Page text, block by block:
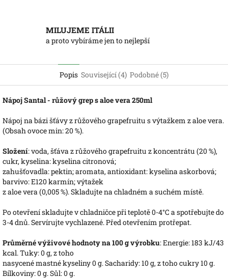
MILUJEME ITÁLII
a proto vybíráme jen to nejlepší
Popis Související (4) Podobné (5)
Nápoj Santal - růžový grep s aloe vera 250ml
Nápoj na bázi šťávy z růžového grapefruitu s výtažkem z aloe vera.
(Obsah ovoce min: 20 %).
Složení: voda, šťáva z růžového grapefruitu z koncentrátu (20 %),
cukr, kyselina: kyselina citronová;
zahušťovadla: pektin; aromata, antioxidant: kyselina askorbová;
barvivo: E120 karmín; výtažek
z aloe vera (0,005 %). Skladujte na chladném a suchém místě.
Po otevření skladujte v chladničce při teplotě 0-4°C a spotřebujte do
3-4 dnů. Servírujte vychlazené. Před otevřením protřepat.
Průměrné výživové hodnoty na 100 g výrobku: Energie: 183 kJ/43
kcal. Tuky: 0 g, z toho
nasycené mastné kyseliny 0 g. Sacharidy: 10 g, z toho cukry 10 g.
Bílkoviny: 0 g. Sůl: 0 g.